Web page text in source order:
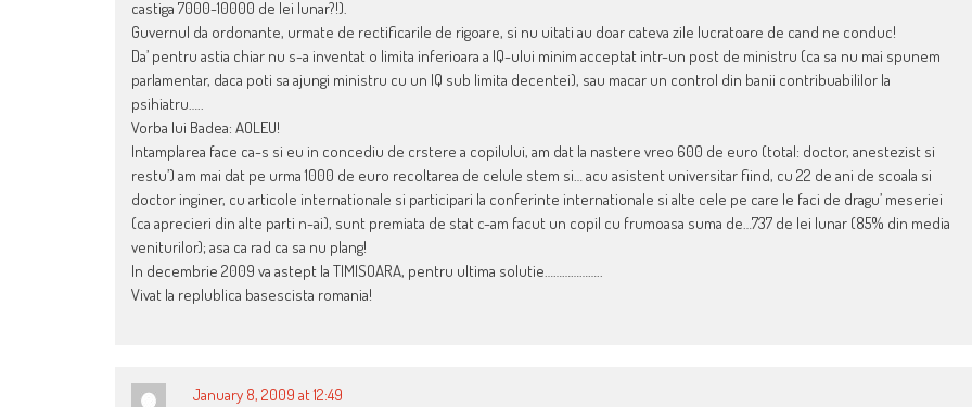
castiga 7000-10000 de lei lunar?!).
Guvernul da ordonante, urmate de rectificarile de rigoare, si nu uitati au doar cateva zile lucratoare de cand ne conduc!
Da’ pentru astia chiar nu s-a inventat o limita inferioara a IQ-ului minim acceptat intr-un post de ministru (ca sa nu mai spunem
parlamentar, daca poti sa ajungi ministru cu un IQ sub limita decentei), sau macar un control din banii contribuabililor la
psihiatru…..
Vorba lui Badea: AOLEU!
Intamplarea face ca-s si eu in concediu de crstere a copilului, am dat la nastere vreo 600 de euro (total: doctor, anestezist si
restu’) am mai dat pe urma 1000 de euro recoltarea de celule stem si… acu asistent universitar fiind, cu 22 de ani de scoala si
doctor inginer, cu articole internationale si participari la conferinte internationale si alte cele pe care le faci de dragu’ meseriei
(ca aprecieri din alte parti n-ai), sunt premiata de stat c-am facut un copil cu frumoasa suma de…737 de lei lunar (85% din media
veniturilor); asa ca rad ca sa nu plang!
In decembrie 2009 va astept la TIMISOARA, pentru ultima solutie………………..
Vivat la replublica basescista romania!
January 8, 2009 at 12:49